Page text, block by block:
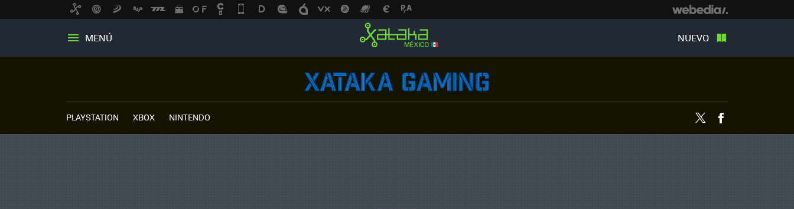
MENÚ NUEVO
PLAYSTATION XBOX NINTENDO Twitter